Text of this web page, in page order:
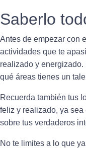
Saberlo
Antes de empezar con
actividades que te
realizado y
qué áreas tienes un
Recuerda también tus
feliz y realizado, ya
sobre tus verdaderos
No te limites a lo que